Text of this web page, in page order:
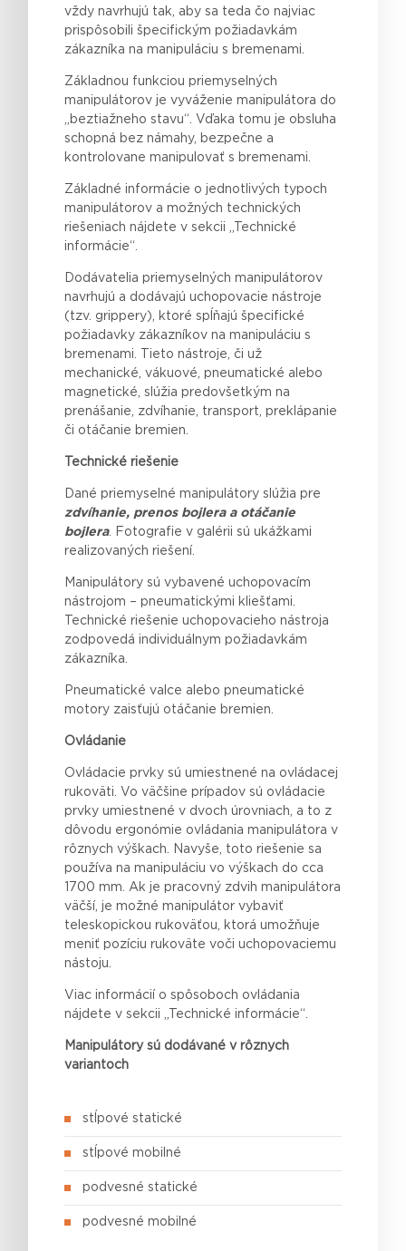
vždy navrhujú tak, aby sa teda čo najviac
prispôsobili špecifickým požiadavkám
zákazníka na manipuláciu s bremenami.
Základnou funkciou priemyselných
manipulátorov je vyváženie manipulátora do
„beztiažneho stavu“. Vďaka tomu je obsluha
schopná bez námahy, bezpečne a
kontrolovane manipulovať s bremenami.
Základné informácie o jednotlivých typoch
manipulátorov a možných technických
riešeniach nájdete v sekcii „Technické
informácie“.
Dodávatelia priemyselných manipulátorov
navrhujú a dodávajú uchopovacie nástroje
(tzv. grippery), ktoré spĺňajú špecifické
požiadavky zákazníkov na manipuláciu s
bremenami. Tieto nástroje, či už
mechanické, vákuové, pneumatické alebo
magnetické, slúžia predovšetkým na
prenášanie, zdvíhanie, transport, preklápanie
či otáčanie bremien.
Technické riešenie
Dané priemyselné manipulátory slúžia pre
zdvíhanie, prenos bojlera a otáčanie
bojlera. Fotografie v galérii sú ukážkami
realizovaných riešení.
Manipulátory sú vybavené uchopovacím
nástrojom – pneumatickými kliešťami.
Technické riešenie uchopovacieho nástroja
zodpovedá individuálnym požiadavkám
zákazníka.
Pneumatické valce alebo pneumatické
motory zaisťujú otáčanie bremien.
Ovládanie
Ovládacie prvky sú umiestnené na ovládacej
rukoväti. Vo väčšine prípadov sú ovládacie
prvky umiestnené v dvoch úrovniach, a to z
dôvodu ergonómie ovládania manipulátora v
rôznych výškach. Navyše, toto riešenie sa
používa na manipuláciu vo výškach do cca
1700 mm. Ak je pracovný zdvih manipulátora
väčší, je možné manipulátor vybaviť
teleskopickou rukoväťou, ktorá umožňuje
meniť pozíciu rukoväte voči uchopovaciemu
nástoju.
Viac informácií o spôsoboch ovládania
nájdete v sekcii „Technické informácie“.
Manipulátory sú dodávané v rôznych
variantoch
stĺpové statické
stĺpové mobilné
podvesné statické
podvesné mobilné